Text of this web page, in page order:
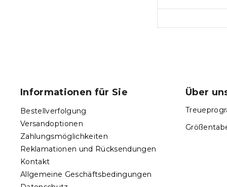
Informationen für Sie
Bestellverfolgung
Versandoptionen
Zahlungsmöglichkeiten
Reklamationen und Rücksendungen
Kontakt
Allgemeine Geschäftsbedingungen
Über